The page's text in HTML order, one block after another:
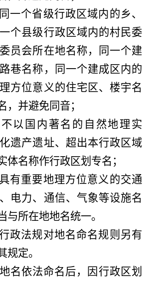
一个省级行政区域内的乡、
个县级行政区域内的村民委
员会所在地名称，同一个建
巷名称，同一个建成区内的
方位意义的住宅区、楼宇名
，并避免同音；
不以国内著名的自然地理实
遗产遗址、超出本行政区域
体名称作行政区划专名；
具有重要地理方位意义的交通
电力、通信、气象等设施名
与所在地地名统一。
政法规对地名命名规则另有
规定。
地名依法命名后，因行政区划